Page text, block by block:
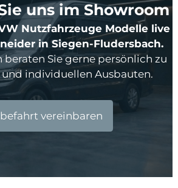
uns im Showroom
Nutzfahrzeuge Modelle live
in Siegen-Fludersbach.
beraten Sie gerne persönlich zu
und individuellen Ausbauten.
vereinbaren